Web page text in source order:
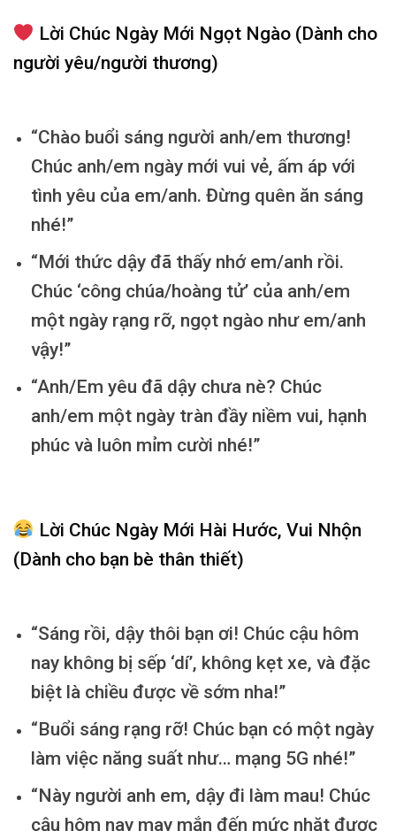
Lời Chúc Ngày Mới Ngọt Ngào (Dành cho
người yêu/người thương)
“Chào buổi sáng người anh/em thương!
Chúc anh/em ngày mới vui vẻ, ấm áp với
tình yêu của em/anh. Đừng quên ăn sáng
nhé!”
“Mới thức dậy đã thấy nhớ em/anh rồi.
Chúc ‘công chúa/hoàng tử’ của anh/em
một ngày rạng rỡ, ngọt ngào như em/anh
vậy!”
“Anh/Em yêu đã dậy chưa nè? Chúc
anh/em một ngày tràn đầy niềm vui, hạnh
phúc và luôn mỉm cười nhé!”
Lời Chúc Ngày Mới Hài Hước, Vui Nhộn
(Dành cho bạn bè thân thiết)
“Sáng rồi, dậy thôi bạn ơi! Chúc cậu hôm
nay không bị sếp ‘dí’, không kẹt xe, và đặc
biệt là chiều được về sớm nha!”
“Buổi sáng rạng rỡ! Chúc bạn có một ngày
làm việc năng suất như… mạng 5G nhé!”
“Này người anh em, dậy đi làm mau! Chúc
cậu hôm nay may mắn đến mức nhặt được